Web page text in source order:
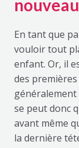
En tant que
vouloir tout
enfant. Or, il
des
généralement
se peut donc
avant même
la dernière